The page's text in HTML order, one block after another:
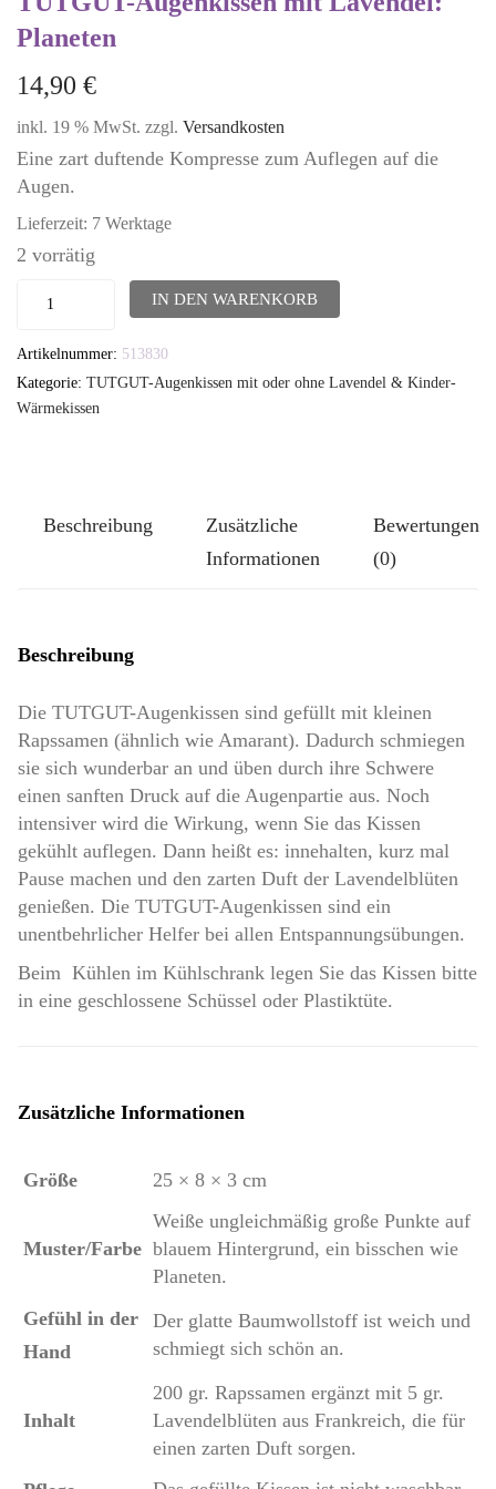
Planeten
14,90 €
inkl. 19 % MwSt. zzgl. Versandkosten
Eine zart duftende Kompresse zum Auflegen auf die
Augen.
Lieferzeit: 7 Werktage
2 vorrätig
TUTGUT-
mit
Lavendel:
IN DEN WARENKORB
Artikelnummer: 513830
Kategorie: TUTGUT-Augenkissen mit oder ohne Lavendel & Kinder-
Wärmekissen
Beschreibung
Zusätzliche
Informationen
Bewertungen
(0)
Beschreibung
Die TUTGUT-Augenkissen sind gefüllt mit kleinen
Rapssamen (ähnlich wie Amarant). Dadurch schmiegen
sie sich wunderbar an und üben durch ihre Schwere
einen sanften Druck auf die Augenpartie aus. Noch
intensiver wird die Wirkung, wenn Sie das Kissen
gekühlt auflegen. Dann heißt es: innehalten, kurz mal
Pause machen und den zarten Duft der Lavendelblüten
genießen. Die TUTGUT-Augenkissen sind ein
unentbehrlicher Helfer bei allen Entspannungsübungen.
Beim Kühlen im Kühlschrank legen Sie das Kissen bitte
in eine geschlossene Schüssel oder Plastiktüte.
Zusätzliche Informationen
Größe 25 × 8 × 3 cm
Muster/Farbe
Weiße ungleichmäßig große Punkte auf
blauem Hintergrund, ein bisschen wie
Planeten.
Gefühl in der
Hand
Der glatte Baumwollstoff ist weich und
schmiegt sich schön an.
Inhalt
200 gr. Rapssamen ergänzt mit 5 gr.
Lavendelblüten aus Frankreich, die für
einen zarten Duft sorgen.